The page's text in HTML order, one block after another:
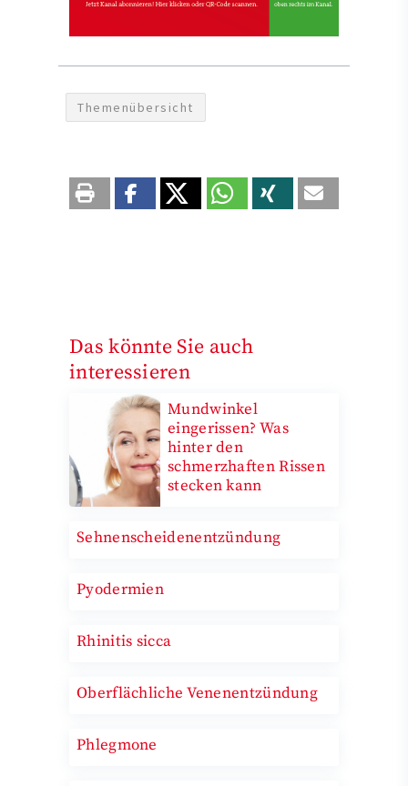
Themenübersicht
Das könnte Sie auch
interessieren
Mundwinkel
eingerissen? Was
hinter den
schmerzhaften Rissen
stecken kann
Sehnenscheidenentzündung
Pyodermien
Rhinitis sicca
Oberflächliche Venenentzündung
Phlegmone